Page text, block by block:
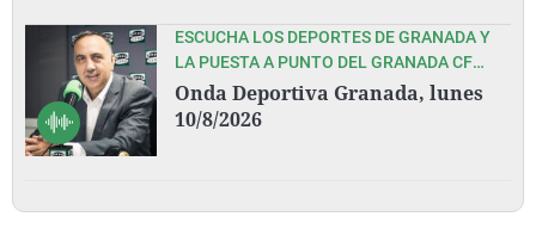
ESCUCHA LOS DEPORTES DE GRANADA Y
LA PUESTA A PUNTO DEL GRANADA CF
ANTE EL INMEDIATO COMIENZO DE LIGA EN
OVIEDO, CON PEDRO LARA Y TODO SU
Onda Deportiva Granada, lunes
10/8/2026